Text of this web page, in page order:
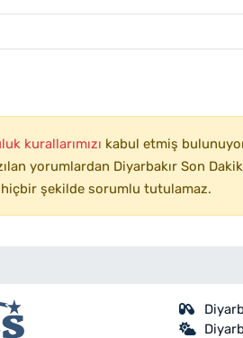
kurallarımızı kabul etmiş
yorumlardan Diyarbakır Son
şekilde sorumlu tutulamaz.